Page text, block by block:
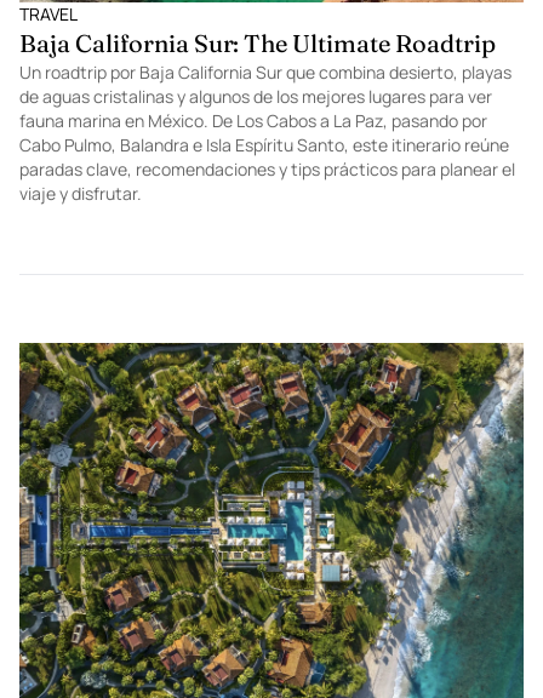
TRAVEL
Baja California Sur: The Ultimate Roadtrip
Un roadtrip por Baja California Sur que combina desierto, playas
de aguas cristalinas y algunos de los mejores lugares para ver
fauna marina en México. De Los Cabos a La Paz, pasando por
Cabo Pulmo, Balandra e Isla Espíritu Santo, este itinerario reúne
paradas clave, recomendaciones y tips prácticos para planear el
viaje y disfrutar.